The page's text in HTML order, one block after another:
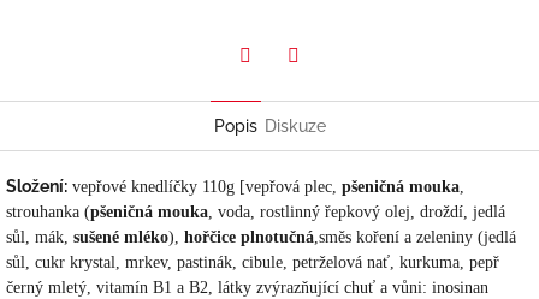
Popis Diskuze
Složení: vepřové knedlíčky 110g [vepřová plec, pšeničná mouka,
strouhanka (pšeničná mouka, voda, rostlinný řepkový olej, droždí, jedlá
sůl, mák, sušené mléko), hořčice plnotučná,směs koření a zeleniny (jedlá
sůl, cukr krystal, mrkev, pastinák, cibule, petrželová nať, kurkuma, pepř
černý mletý, vitamín B1 a B2, látky zvýrazňující chuť a vůni: inosinan